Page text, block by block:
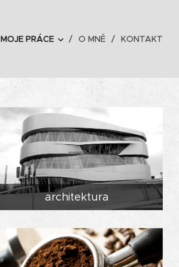
MOJE PRÁCE O MNĚ KONTAKT
architektura